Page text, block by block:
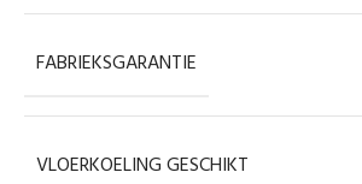
FABRIEKSGARANTIE
VLOERKOELING GESCHIKT